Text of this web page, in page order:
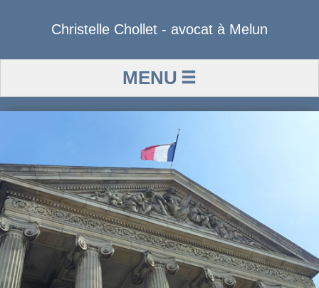
Christelle Chollet - avocat à Melun
MENU